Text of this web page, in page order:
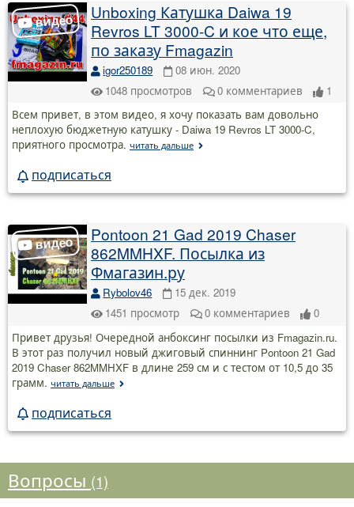
Unboxing Катушка Daiwa 19
Revros LT 3000-C и кое что еще,
по заказу Fmagazin
igor250189
08 июн. 2020
1048 просмотров 0 комментариев
1
Всем привет, в этом видео, я хочу показать вам довольно
неплохую бюджетную катушку - Daiwa 19 Revros LT 3000-C,
приятного просмотра. читать дальше
подписаться
Pontoon 21 Gad 2019 Chaser
862MMHXF. Посылка из
Фмагазин.ру
Rybolov46
15 дек. 2019
1451 просмотр 0 комментариев
0
Привет друзья! Очередной анбоксинг посылки из Fmagazin.ru.
В этот раз получил новый джиговый спиннинг Pontoon 21 Gad
2019 Chaser 862MMHXF в длине 259 см и с тестом от 10,5 до 35
грамм. читать дальше
подписаться
Вопросы (1)